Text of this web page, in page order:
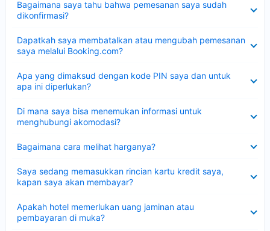
Bagaimana saya tahu bahwa pemesanan saya sudah
dikonfirmasi?
Dapatkah saya membatalkan atau mengubah pemesanan
saya melalui Booking.com?
Apa yang dimaksud dengan kode PIN saya dan untuk
apa ini diperlukan?
Di mana saya bisa menemukan informasi untuk
menghubungi akomodasi?
Bagaimana cara melihat harganya?
Saya sedang memasukkan rincian kartu kredit saya,
kapan saya akan membayar?
Apakah hotel memerlukan uang jaminan atau
pembayaran di muka?